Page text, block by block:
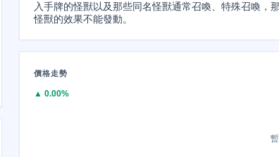
入手牌的怪獸以及那些同名怪獸通常召喚、特殊召喚，
怪獸的效果不能發動。
價格走勢
▲ 0.00%